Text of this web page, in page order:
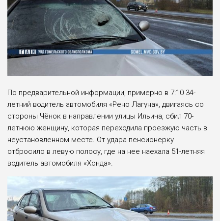
По предварительной информации, примерно в 7:10 34-
летний водитель автомобиля «Рено Лагуна», двигаясь со
стороны Чёнок в направлении улицы Ильича, сбил 70-
летнюю женщину, которая переходила проезжую часть в
неустановленном месте. От удара пенсионерку
отбросило в левую полосу, где на нее наехала 51-летняя
водитель автомобиля «Хонда».